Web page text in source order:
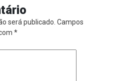
será publicado. Campos
*